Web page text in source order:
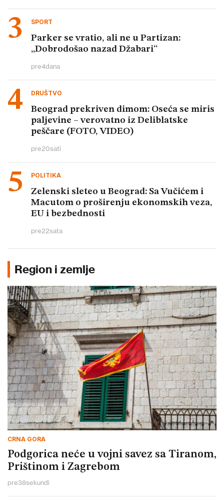
SPORT
Parker se vratio, ali ne u Partizan:
„Dobrodošao nazad Džabari“
pre4dana
DRUŠTVO
Beograd prekriven dimom: Oseća se miris
paljevine – verovatno iz Deliblatske
peščare (FOTO, VIDEO)
pre20sati
POLITIKA
Zelenski sleteo u Beograd: Sa Vučićem i
Macutom o proširenju ekonomskih veza,
EU i bezbednosti
pre22sata
Region i zemlje
CRNA GORA
Podgorica neće u vojni savez sa Tiranom,
Prištinom i Zagrebom
pre38sekundi